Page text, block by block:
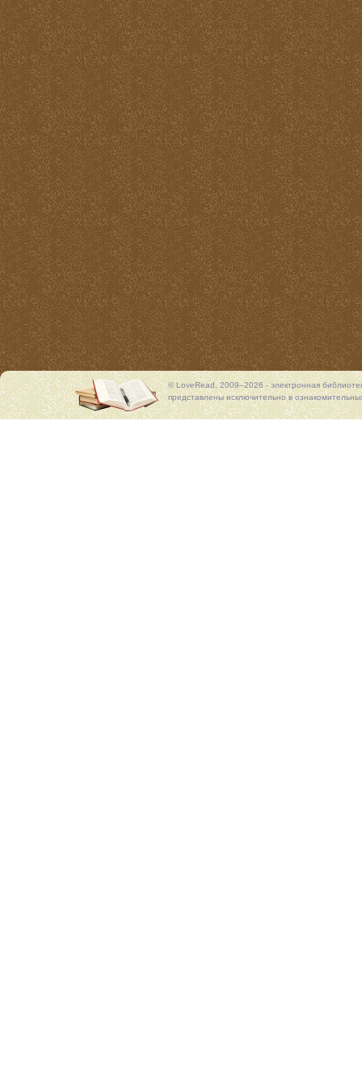
© LoveRead, 2009–2026 - электронная
представлены исключительно в